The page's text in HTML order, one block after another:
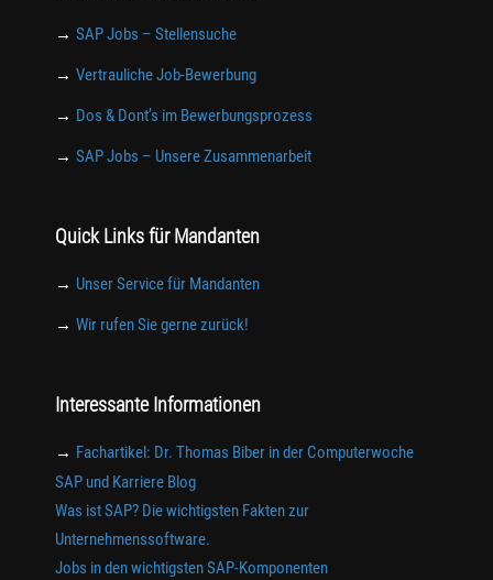
→ SAP Jobs – Stellensuche
→ Vertrauliche Job-Bewerbung
→ Dos & Dont’s im Bewerbungsprozess
→ SAP Jobs – Unsere Zusammenarbeit
Quick Links für Mandanten
→ Unser Service für Mandanten
→ Wir rufen Sie gerne zurück!
Interessante Informationen
→ Fachartikel: Dr. Thomas Biber in der Computerwoche
SAP und Karriere Blog
Was ist SAP? Die wichtigsten Fakten zur
Unternehmenssoftware.
Jobs in den wichtigsten SAP-Komponenten